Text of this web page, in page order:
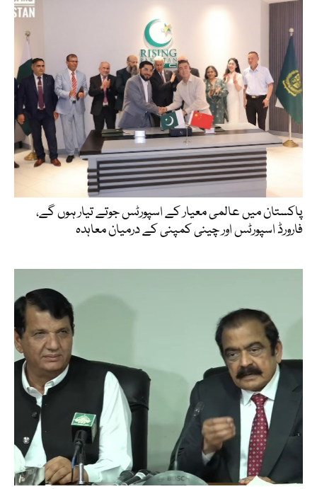
پاکستان میں عالمی معیار کے اسپورٹس جوتے تیار ہوں گے،
فارورڈ اسپورٹس اور چینی کمپنی کے درمیان معاہدہ